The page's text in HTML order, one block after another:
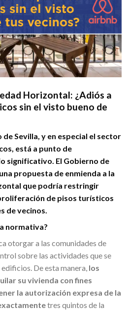
Horizontal: ¿Adiós a
sin el visto bueno de
Sevilla, y en especial el sector
está a punto de
significativo. El Gobierno de
propuesta de enmienda a la
que podría restringir
de pisos turísticos
de vecinos.
normativa?
otorgar a las comunidades de
sobre las actividades que se
De esta manera, los
su vivienda con fines
la autorización expresa de la
tres quintos de la